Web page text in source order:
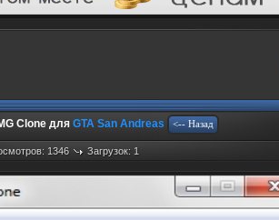
Clone для GTA San Andreas
1346 Загрузок: 1